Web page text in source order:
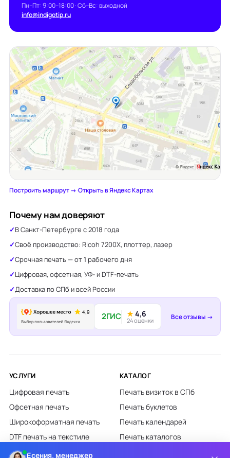
Пн–Пт: 9:00–18:00 · Сб–Вс: выходной
info@indigotip.ru
Построить маршрут →·Открыть в Яндекс Картах
Почему нам доверяют
В Санкт-Петербурге с 2018 года
Своё производство: Ricoh 7200X, плоттер, лазер
Срочная печать — от 1 рабочего дня
Цифровая, офсетная, УФ- и DTF-печать
Доставка по СПб и всей России
2ГИС ★4,6
24 оценки Все отзывы →
УСЛУГИ
Цифровая печать
Офсетная печать
Широкоформатная печать
DTF печать на текстиле
Лазерная гравировка
КАТАЛОГ
Печать визиток в СПб
Печать буклетов
Печать календарей
Печать каталогов
Есения, менеджер